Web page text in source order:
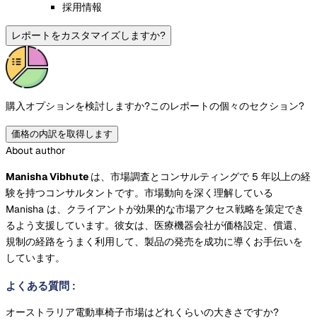
採用情報
レポートをカスタマイズしますか?
購入オプションを検討しますか?このレポートの個々のセクション?
価格の内訳を取得します
About author
Manisha Vibhute は、市場調査とコンサルティングで 5 年以上の経
験を持つコンサルタントです。市場動向を深く理解している
Manisha は、クライアントが効果的な市場アクセス戦略を策定でき
るよう支援しています。彼女は、医療機器会社が価格設定、償還、
規制の経路をうまく利用して、製品の発売を成功に導くお手伝いを
しています。
よくある質問 :
オーストラリア電動車椅子市場はどれくらいの大きさですか?